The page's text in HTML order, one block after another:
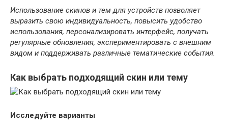
Использование скинов и тем для устройств позволяет
выразить свою индивидуальность, повысить удобство
использования, персонализировать интерфейс, получать
регулярные обновления, экспериментировать с внешним
видом и поддерживать различные тематические события.
Как выбрать подходящий скин или тему
Исследуйте варианты